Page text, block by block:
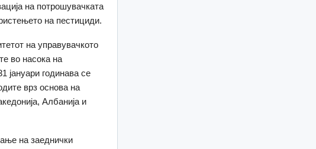
на потрошувачката
на пестициди.
на управувачкото
во насока на
јануари годинава се
врз основа на
Албанија и
на заеднички